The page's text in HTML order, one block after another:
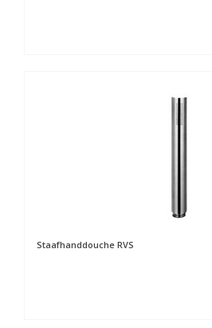
Staafhanddouche RVS